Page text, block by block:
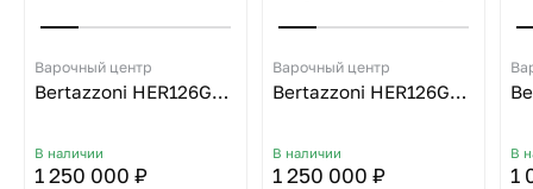
Варочный центр
В наличии
1 250 000 ₽
Варочный центр
В наличии
1 250 000 ₽
В
1